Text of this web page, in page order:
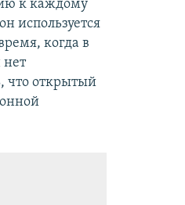
к каждому
используется
когда в
нет
что открытый